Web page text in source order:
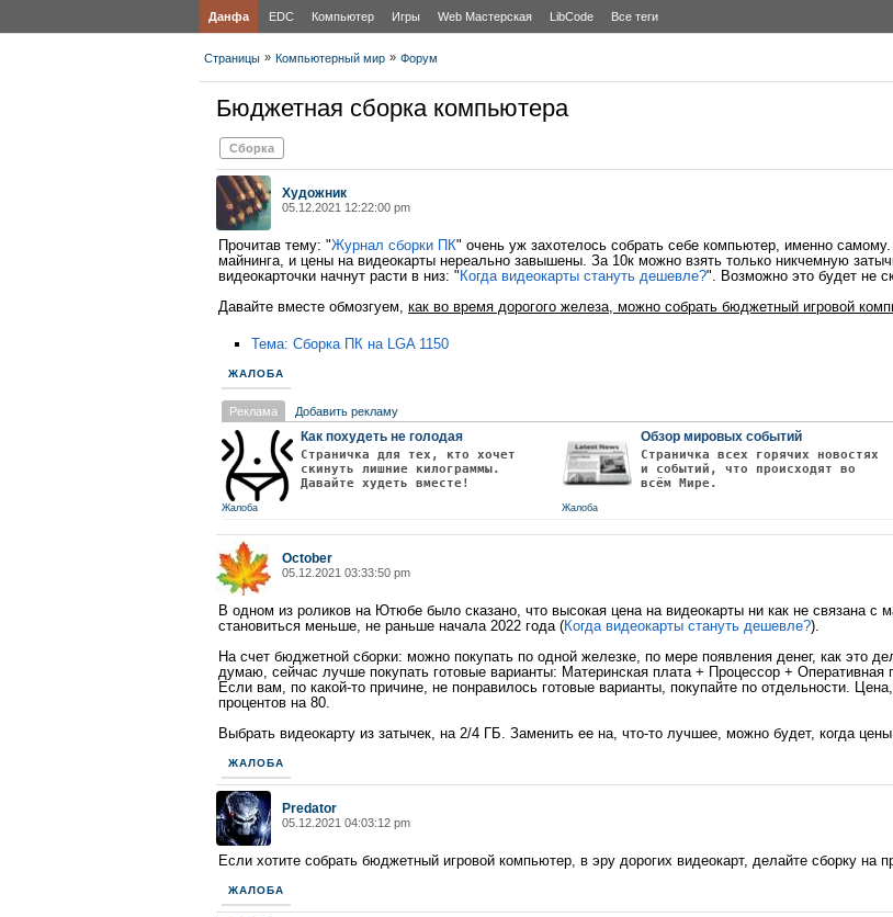
Данфа EDC Компьютер Игры Web Мастерская LibCode Все теги
Страницы » Компьютерный мир » Форум
Бюджетная сборка компьютера
Сборка
Художник
05.12.2021 12:22:00 pm
Прочитав тему: "Журнал сборки ПК" очень уж захотелось собрать себе компьютер, именно
майнинга, и цены на видеокарты нереально завышены. За 10к можно взять только никчемную
видеокарточки начнут расти в низ: " Когда видеокарты стануть дешевле?". Возможно это будет не
Давайте вместе обмозгуем, как во время дорогого железа, можно собрать бюджетный игровой
Тема: Сборка ПК на LGA 1150
ЖАЛОБА
Реклама Добавить рекламу
Как похудеть не голодая
Страничка для тех, кто хочет
скинуть лишние килограммы.
Давайте худеть вместе!
Жалоба
Обзор мировых событий
Страничка всех горячих новостях
и событий, что происходят во
всём Мире.
Жалоба
October
05.12.2021 03:33:50 pm
В одном из роликов на Ютюбе было сказано, что высокая цена на видеокарты ни как не связана с
становиться меньше, не раньше начала 2022 года (Когда видеокарты стануть дешевле?).
На счет бюджетной сборки: можно покупать по одной железке, по мере появления денег, как это
думаю, сейчас лучше покупать готовые варианты: Материнская плата + Процессор + Оперативная
Если вам, по какой-то причине, не понравилось готовые варианты, покупайте по отдельности.
процентов на 80.
Выбрать видеокарту из затычек, на 2/4 ГБ. Заменить ее на, что-то лучшее, можно будет, когда
ЖАЛОБА
Predator
05.12.2021 04:03:12 pm
Если хотите собрать бюджетный игровой компьютер, в эру дорогих видеокарт, делайте сборку
ЖАЛОБА